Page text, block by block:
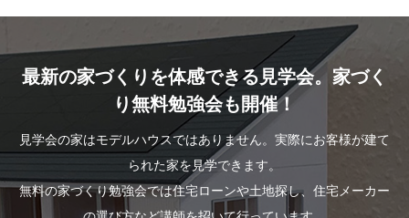
最新の家づくりを体感できる見学会。家づく
り無料勉強会も開催！
見学会の家はモデルハウスではありません。実際にお客様が建て
られた家を見学できます。
無料の家づくり勉強会では住宅ローンや土地探し、住宅メーカー